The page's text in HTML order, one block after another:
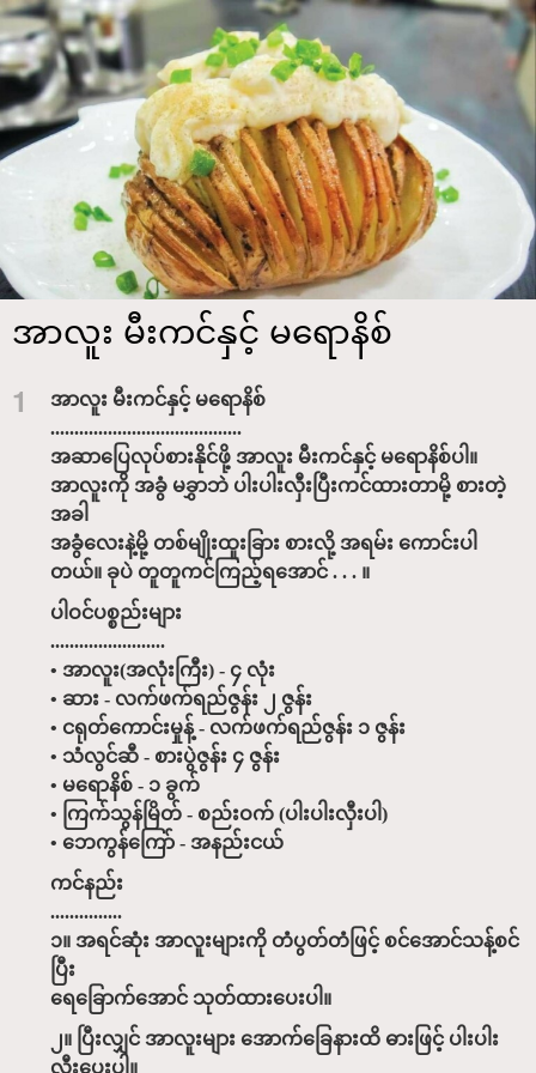
အာလူး မီးကင်နှင့် မရောနိစ်
1
အာလူး မီးကင်နှင့် မရောနိစ်
........................................
အဆာပြေလုပ်စားနိုင်ဖို့ အာလူး မီးကင်နှင့် မရောနိစ်ပါ။
အာလူးကို အခွံ မခွှာဘဲ ပါးပါးလှီးပြီးကင်ထားတာမို့ စားတဲ့
အခါ
အခွံလေးနဲ့မို့ တစ်မျိုးထူးခြား စားလို့ အရမ်း ကောင်းပါ
တယ်။ ခုပဲ တူတူကင်ကြည့်ရအောင် . . . ။
ပါဝင်ပစ္စည်းများ
........................
• အာလူး(အလုံးကြီး) - ၄ လုံး
• ဆား - လက်ဖက်ရည်ဇွန်း ၂ ဇွန်း
• ငရုတ်ကောင်းမှုန့် - လက်ဖက်ရည်ဇွန်း ၁ ဇွန်း
• သံလွင်ဆီ - စားပွဲဇွန်း ၄ ဇွန်း
• မရောနိစ် - ၁ ခွက်
• ကြက်သွန်မြိတ် - စည်းဝက် (ပါးပါးလှီးပါ)
• ဘေကွန်ကြော် - အနည်းငယ်
ကင်နည်း
...............
၁။ အရင်ဆုံး အာလူးများကို တံပွတ်တံဖြင့် စင်အောင်သန့်စင်
ပြီး
ရေခြောက်အောင် သုတ်ထားပေးပါ။
၂။ ပြီးလျှင် အာလူးများ အောက်ခြေနားထိ ဓားဖြင့် ပါးပါး
လှီးပေးပါ။